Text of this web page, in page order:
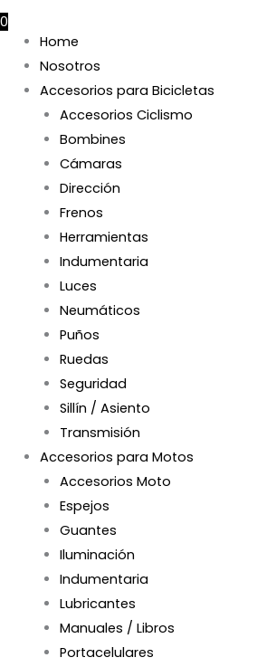
0
Home
Nosotros
Accesorios para Bicicletas
Accesorios Ciclismo
Bombines
Cámaras
Dirección
Frenos
Herramientas
Indumentaria
Luces
Neumáticos
Puños
Ruedas
Seguridad
Sillín / Asiento
Transmisión
Accesorios para Motos
Accesorios Moto
Espejos
Guantes
Iluminación
Indumentaria
Lubricantes
Manuales / Libros
Portacelulares